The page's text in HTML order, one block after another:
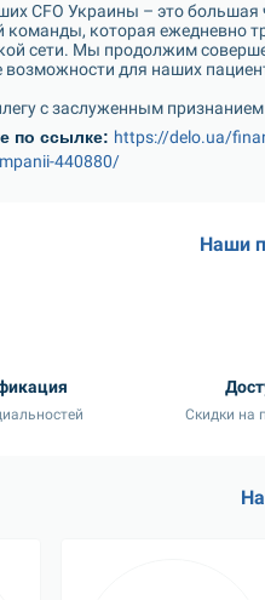
CFO Украины – это большая
команды, которая ежедневно
сети. Мы продолжим
для наших
с заслуженным
по ссылке: https://delo.ua/
440880/
Наши
Скидки на